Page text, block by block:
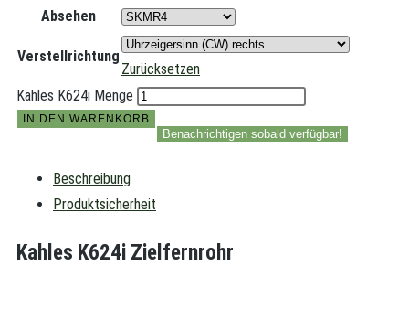
Absehen
Verstellrichtung
Zurücksetzen
Kahles K624i Menge
IN DEN WARENKORB
Benachrichtigen sobald verfügbar!
Beschreibung
Produktsicherheit
Kahles K624i Zielfernrohr